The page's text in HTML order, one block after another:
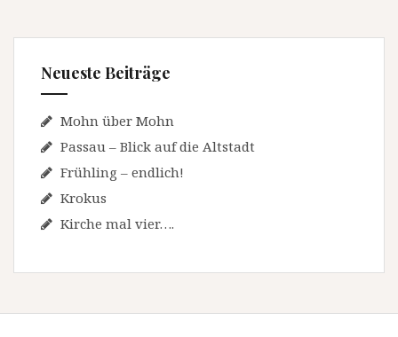
Neueste Beiträge
Mohn über Mohn
Passau – Blick auf die Altstadt
Frühling – endlich!
Krokus
Kirche mal vier….